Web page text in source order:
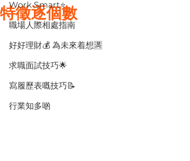
Work Smart⭐️
職場人際相處指南
好好理財💰 為未來着想🈵
求職面試技巧🌟
寫履歷表嘅技巧📝
行業知多啲
特徵逐個數